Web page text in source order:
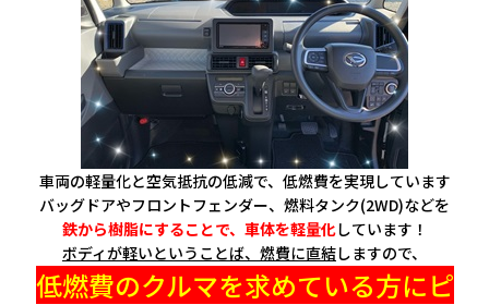
車両の軽量化と空気抵抗の低減で、低燃費を実現しています
バッグドアやフロントフェンダー、燃料タンク(2WD)などを
鉄から樹脂にすることで、車体を軽量化しています！
ボディが軽いということば、燃費に直結しますので、
低燃費のクルマを求めている方にピ